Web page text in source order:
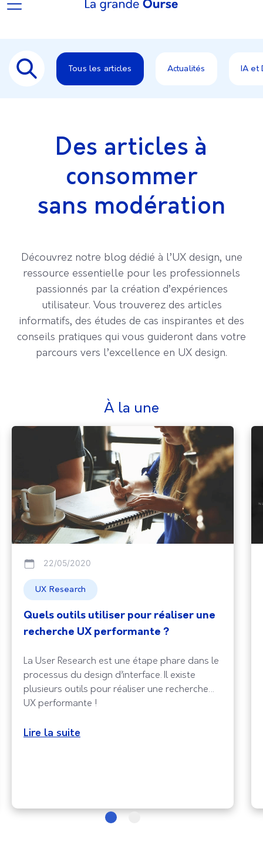
Tous les articles Actualités IA et
Des articles à
consommer
sans modération
Découvrez notre blog dédié à l’UX design, une
ressource essentielle pour les professionnels
passionnés par la création d’expériences
utilisateur. Vous trouverez des articles
informatifs, des études de cas inspirantes et des
conseils pratiques qui vous guideront dans votre
parcours vers l’excellence en UX design.
à la une
22/05/2020
UX Research
Quels outils utiliser pour réaliser une
recherche UX performante ?
La User Research est une étape phare dans le
processus du design d’interface. Il existe
plusieurs outils pour réaliser une recherche
UX performante !
Lire la suite